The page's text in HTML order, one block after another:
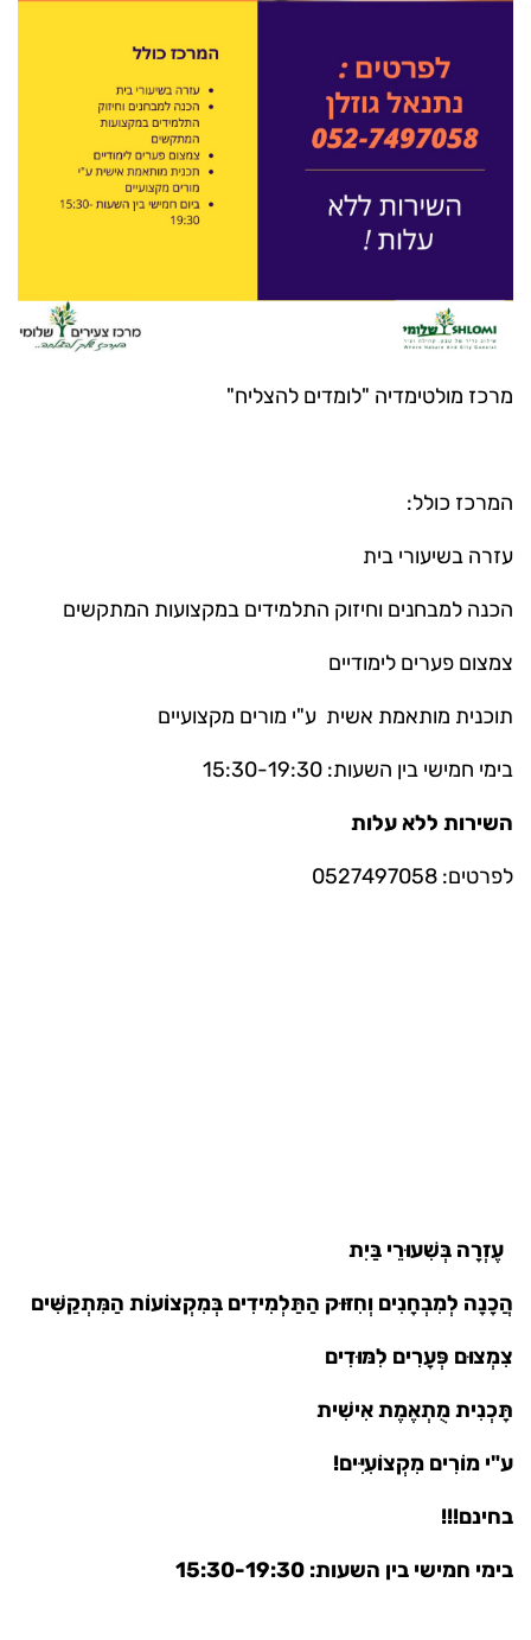
מרכז מולטימדיה "לומדים להצליח"
המרכז כולל:
עזרה בשיעורי בית
הכנה למבחנים וחיזוק התלמידים במקצועות המתקשים
צמצום פערים לימודיים
תוכנית מותאמת אשית ע"י מורים מקצועיים
בימי חמישי בין השעות: 15:30-19:30
השירות ללא עלות
לפרטים: 0527497058
עֶזְרָה בְּשִׁעוּרֵי בַּיִת
הֲכָנָה לְמִבְחָנִים וְחִזּוּק הַתַּלְמִידִים בְּמִקְצוֹעוֹת הַמִּתְקַשִּׁים
צִמְצוּם פְּעָרִים לִמּוּדִים
תָּכְנִית מֻתְאֶמֶת אִישִׁית
ע"י מוֹרִים מִקְצוֹעִיִּים!
בחינם!!!
בימי חמישי בין השעות: 15:30-19:30